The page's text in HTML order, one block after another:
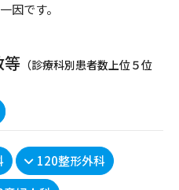
因です。
等 （診療科別患者数上位５位
120整形外科